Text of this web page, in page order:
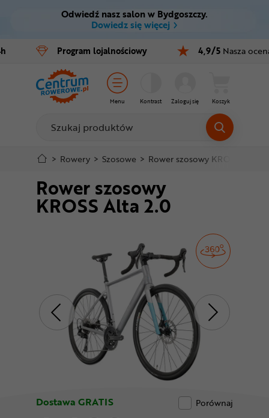
Ctrl M
Menu główne
Informacje o produkcie
Do koszyka
Szczegółowe informacje
Stopka
Odwiedź nasz salon w Bydgoszczy.
Dowiedz się więcej
Program lojalnościowy 4,9/5 Nasza
Menu Kontrast Zaloguj się Koszyk
Rowery
E-bike
Części
Akcesoria
Odzież
Kaski
Buty
Nowości
Superoferta
> Rowery > Szosowe > Rower szosowy KROSS Alta
Rower szosowy
KROSS Alta 2.0
Dostawa GRATIS Porównaj